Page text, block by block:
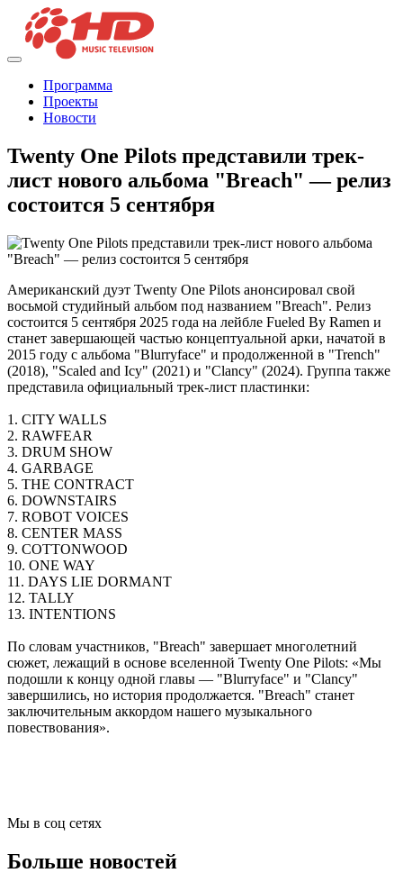
Программа
Проекты
Новости
Twenty One Pilots представили трек-
лист нового альбома "Breach" — релиз
состоится 5 сентября
Американский дуэт Twenty One Pilots анонсировал свой
восьмой студийный альбом под названием "Breach". Релиз
состоится 5 сентября 2025 года на лейбле Fueled By Ramen и
станет завершающей частью концептуальной арки, начатой в
2015 году с альбома "Blurryface" и продолженной в "Trench"
(2018), "Scaled and Icy" (2021) и "Clancy" (2024). Группа также
представила официальный трек-лист пластинки:
1. CITY WALLS
2. RAWFEAR
3. DRUM SHOW
4. GARBAGE
5. THE CONTRACT
6. DOWNSTAIRS
7. ROBOT VOICES
8. CENTER MASS
9. COTTONWOOD
10. ONE WAY
11. DAYS LIE DORMANT
12. TALLY
13. INTENTIONS
По словам участников, "Breach" завершает многолетний
сюжет, лежащий в основе вселенной Twenty One Pilots: «Мы
подошли к концу одной главы — "Blurryface" и "Clancy"
завершились, но история продолжается. "Breach" станет
заключительным аккордом нашего музыкального
повествования».
Мы в соц сетях
Больше новостей